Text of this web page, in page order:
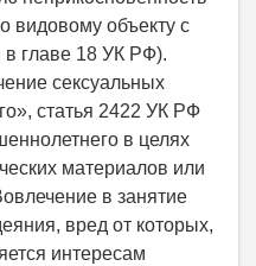
видовому объекту с
главе 18 УК РФ).
сексуальных
статья 2422 УК РФ
в целях
материалов или
в занятие
вред от которых,
интересам